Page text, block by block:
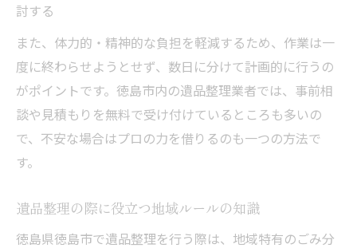
討する
また、体力的・精神的な負担を軽減するため、作業は一
度に終わらせようとせず、数日に分けて計画的に行うの
がポイントです。徳島市内の遺品整理業者では、事前相
談や見積もりを無料で受け付けているところも多いの
で、不安な場合はプロの力を借りるのも一つの方法で
す。
遺品整理の際に役立つ地域ルールの知識
徳島県徳島市で遺品整理を行う際は、地域特有のごみ分